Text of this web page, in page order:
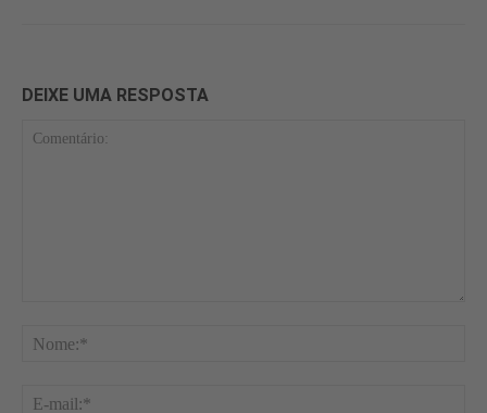
DEIXE UMA RESPOSTA